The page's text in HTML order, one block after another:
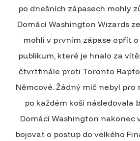
po dnešních zápasech mohly
Domácí Washington Wizards
mohli v prvním zápase opřít
publikum, které je hnalo za
čtvrtfinále proti Toronto
Němcové. Žádný míč nebyl pro
po každém koši následovala
Domácí Washington nakonec
bojovat o postup do velkého